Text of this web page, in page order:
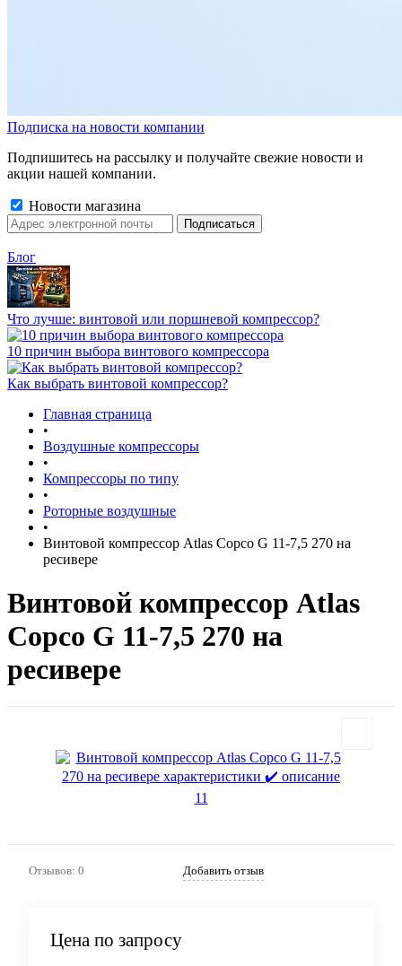
Подписка на новости компании
Подпишитесь на рассылку и получайте свежие новости и
акции нашей компании.
Новости магазина
Блог
Что лучше: винтовой или поршневой компрессор?
10 причин выбора винтового компрессора
Как выбрать винтовой компрессор?
Главная страница
•
Воздушные компрессоры
•
Компрессоры по типу
•
Роторные воздушные
•
Винтовой компрессор Atlas Copco G 11-7,5 270 на
ресивере
Винтовой компрессор Atlas
Copco G 11-7,5 270 на
ресивере
Отзывов: 0 Добавить отзыв
Цена по запросу